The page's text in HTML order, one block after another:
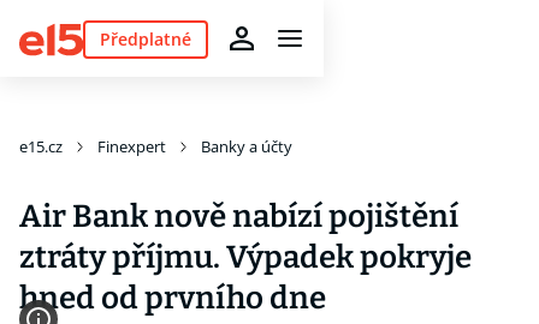
Předplatné
e15.cz Finexpert Banky a účty
Air Bank nově nabízí pojištění
ztráty příjmu. Výpadek pokryje
hned od prvního dne